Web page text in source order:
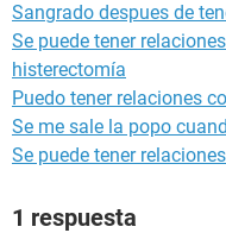
Sangrado despues de
Se puede tener
histerectomía
Puedo tener relaciones
Se me sale la popo
Se puede tener
1 respuesta